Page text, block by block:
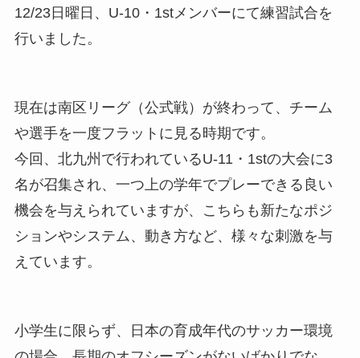
12/23日曜日、U-10・1stメンバーにて練習試合を
行いました。
現在は南区リーグ（公式戦）が終わって、チーム
や選手を一度フラットに見る時期です。
今回、北九州で行われているU-11・1stの大会に3
名が召集され、一つ上の学年でプレーできる良い
機会を与えられていますが、こちらも新たなポジ
ションやシステム、動き方など、様々な刺激を与
えています。
小学生に限らず、日本の育成年代のサッカー環境